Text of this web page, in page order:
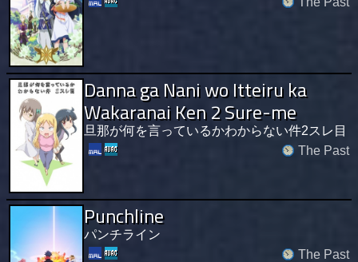
Danna ga Nani wo Itteiru ka
Wakaranai Ken 2 Sure-me
旦那が何を言っているかわからない件2スレ目
The Past
Punchline
パンチライン
The Past